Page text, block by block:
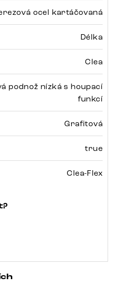
ocel kartáčovaná
Délka
Clea
podnož nízká s houpací
funkcí
Grafitová
true
Clea-Flex